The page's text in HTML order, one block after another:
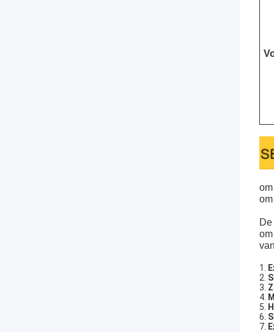
1.
2.
3.
4.
5.
6.
7.